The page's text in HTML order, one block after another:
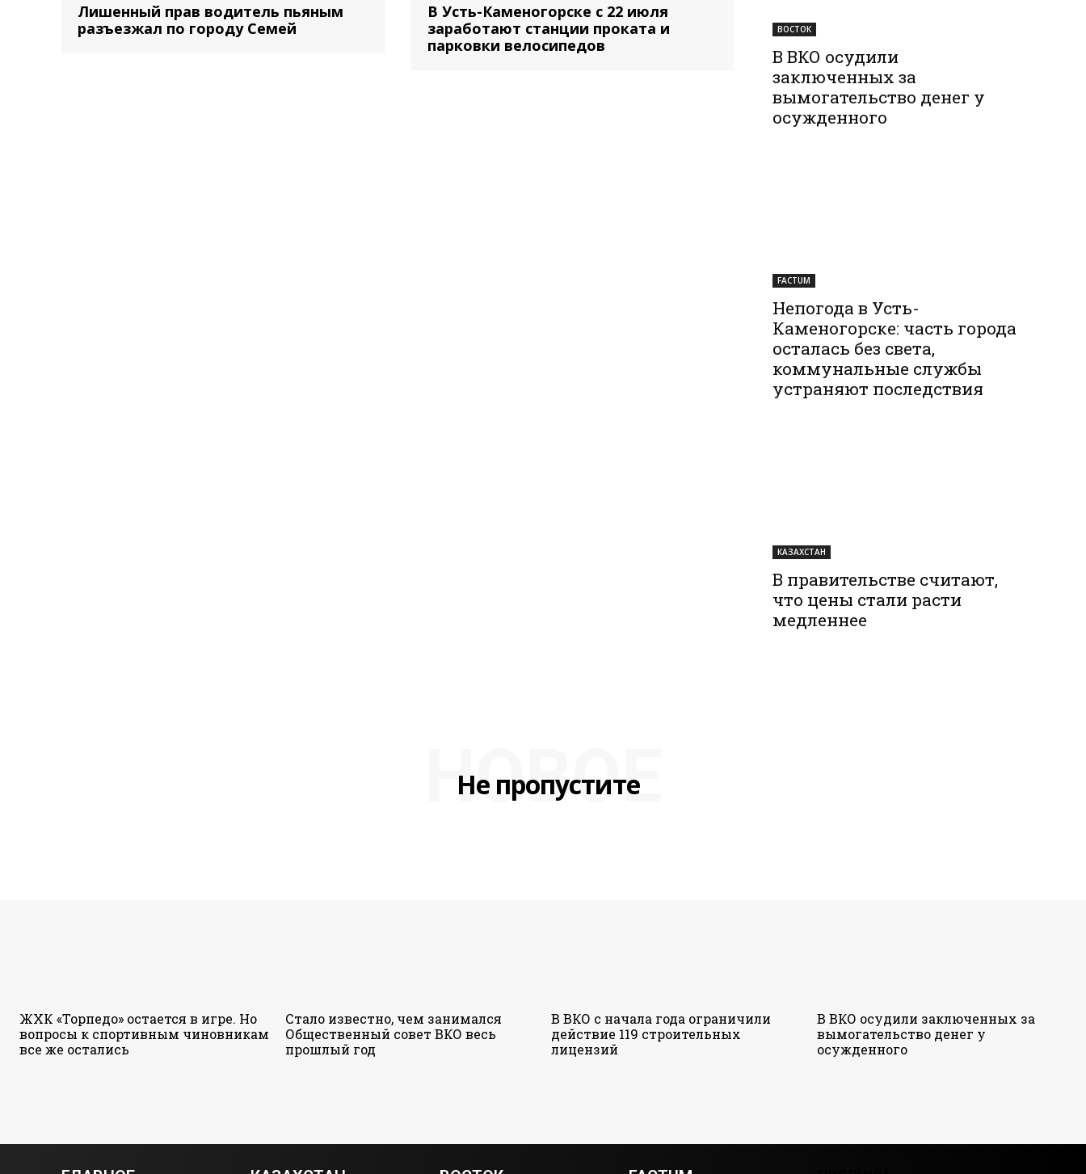
Лишенный прав водитель пьяным
разъезжал по городу Семей
В Усть-Каменогорске с 22 июля
заработают станции проката и
парковки велосипедов
ВОСТОК
В ВКО осудили
заключенных за
вымогательство денег у
осужденного
FACTUM
Непогода в Усть-
Каменогорске: часть города
осталась без света,
коммунальные службы
устраняют последствия
КАЗАХСТАН
В правительстве считают,
что цены стали расти
медленнее
Не пропустите
НОВОЕ
ЖХК «Торпедо» остается в игре. Но
вопросы к спортивным чиновникам
все же остались
Стало известно, чем занимался
Общественный совет ВКО весь
прошлый год
В ВКО с начала года ограничили
действие 119 строительных
лицензий
В ВКО осудили заключенных за
вымогательство денег у
осужденного